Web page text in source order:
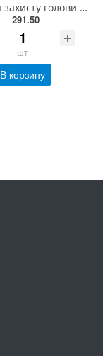
Каска для захисту голови VOREL оранжева з матеріалу HDPE [30/120] 74171
291.50
шт
В корзину